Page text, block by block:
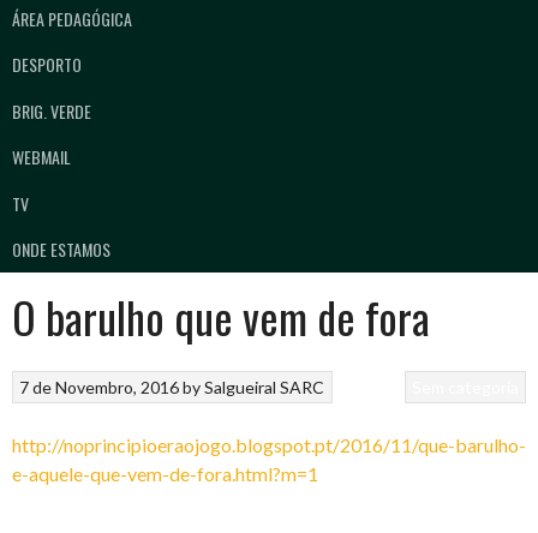
ÁREA PEDAGÓGICA
DESPORTO
BRIG. VERDE
WEBMAIL
TV
ONDE ESTAMOS
O barulho que vem de fora
7 de Novembro, 2016bySalgueiral SARC
http://noprincipioeraojogo.blogspot.pt/2016/11/que-barulho-
e-aquele-que-vem-de-fora.html?m=1